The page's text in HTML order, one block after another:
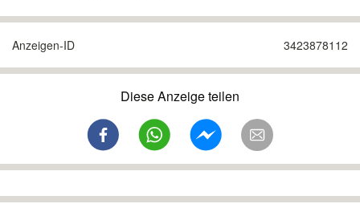
Anzeigen-ID 3423878112
Diese Anzeige teilen